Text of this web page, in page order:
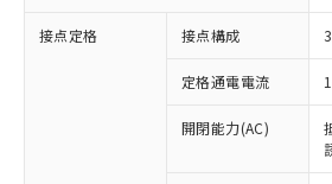
接点定格 接点構成
定格通電電流
開閉能力(AC)
※1 対応状況
対応済み：EU RoHS指令
非含有に対応した製品が提供
対応予定：EU RoHS指令（